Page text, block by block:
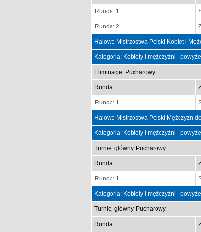
Runda: 1
Runda: 2
Halowe Mistrzostwa Polski Kobiet i
Kategoria: Kobiety i mężczyźni -
Eliminacje. Pucharowy
Runda
Runda: 1
Halowe Mistrzostwa Polski Mężczyzn
Kategoria: Kobiety i mężczyźni -
Turniej główny. Pucharowy
Runda
Runda: 1
Kategoria: Kobiety i mężczyźni -
Turniej główny. Pucharowy
Runda